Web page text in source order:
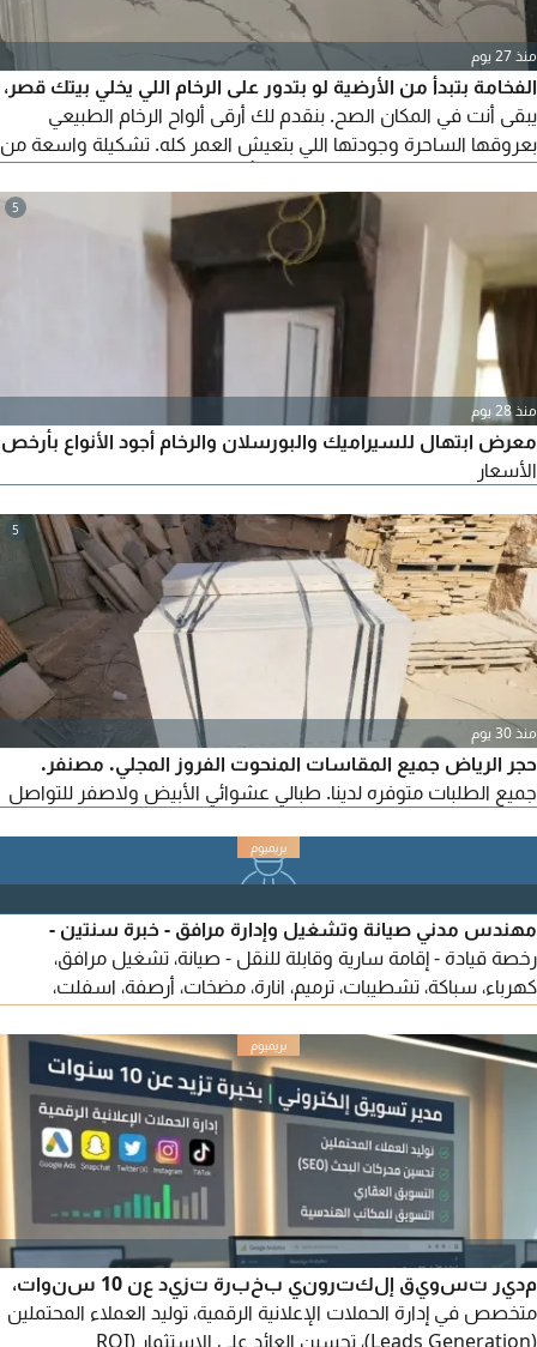
منذ 27 يوم
الفخامة بتبدأ من الأرضية لو بتدور على الرخام اللي يخلي بيتك قصر،
يبقى أنت في المكان الصح. بنقدم لك أرقى ألواح الرخام الطبيعي
بعروقها الساحرة وجودتها اللي بتعيش العمر كله. تشكيلة واسعة من
المقاسات. لمعة طبيعية تدوم ومقاومة عالية. أسعار تنافسية وخدمة
توريد وتركيب احترافية. حول مساحتك لقطعة فنية نادرة
5
منذ 28 يوم
معرض ابتهال للسيراميك والبورسلان والرخام أجود الأنواع بأرخص
الأسعار
5
منذ 30 يوم
حجر الرياض جميع المقاسات المنحوت الفروز المجلي. مصنفر.
جميع الطلبات متوفره لدينا. طبالي عشوائي الأبيض ولاصفر للتواصل
مهندس مدني صيانة وتشغيل وإدارة مرافق - خبرة سنتين -
رخصة قيادة - إقامة سارية وقابلة للنقل - صيانة، تشغيل مرافق،
كهرباء، سباكة، تشطيبات، ترميم، انارة، مضخات، أرصفة، اسفلت،
ومقاولات
مدير تسويق إلكتروني بخبرة تزيد عن 10 سنوات،
متخصص في إدارة الحملات الإعلانية الرقمية، توليد العملاء المحتملين
(Leads Generation)، تحسين العائد على الاستثمار (ROI